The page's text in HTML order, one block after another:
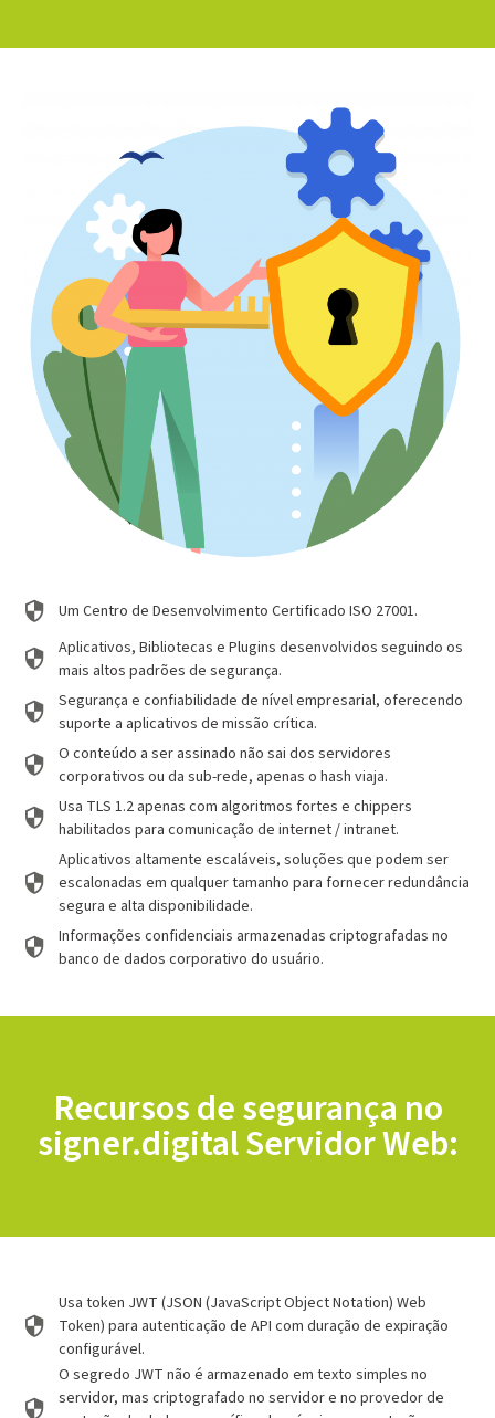
Um Centro de Desenvolvimento Certificado ISO 27001.
Aplicativos, Bibliotecas e Plugins desenvolvidos seguindo os
mais altos padrões de segurança.
Segurança e confiabilidade de nível empresarial, oferecendo
suporte a aplicativos de missão crítica.
O conteúdo a ser assinado não sai dos servidores
corporativos ou da sub-rede, apenas o hash viaja.
Usa TLS 1.2 apenas com algoritmos fortes e chippers
habilitados para comunicação de internet / intranet.
Aplicativos altamente escaláveis, soluções que podem ser
escalonadas em qualquer tamanho para fornecer redundância
segura e alta disponibilidade.
Informações confidenciais armazenadas criptografadas no
banco de dados corporativo do usuário.
Recursos de segurança no
signer.digital Servidor Web:
Usa token JWT (JSON (JavaScript Object Notation) Web
Token) para autenticação de API com duração de expiração
configurável.
O segredo JWT não é armazenado em texto simples no
servidor, mas criptografado no servidor e no provedor de